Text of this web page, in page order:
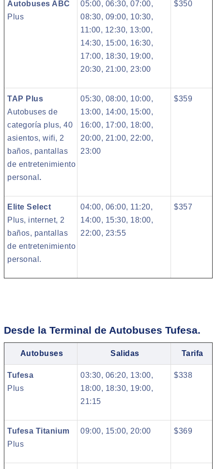
Autobuses ABC
Plus
05:00, 06:30, 07:00,
08:30, 09:00, 10:30,
11:00, 12:30, 13:00,
14:30, 15:00, 16:30,
17:00, 18:30, 19:00,
20:30, 21:00, 23:00
$350
TAP Plus
Autobuses de
categoría plus, 40
asientos, wifi, 2
baños, pantallas
de entretenimiento
personal .
05:30, 08:00, 10:00,
13:00, 14:00, 15:00,
16:00, 17:00, 18:00,
20:00, 21:00, 22:00,
23:00
$359
Elite Select
Plus, internet, 2
baños, pantallas
de entretenimiento
personal.
04:00, 06:00, 11:20,
14:00, 15:30, 18:00,
22:00, 23:55
$357
Desde la Terminal de Autobuses Tufesa.
Autobuses Salidas Tarifa
Tufesa
Plus
03:30, 06:20, 13:00,
18:00, 18:30, 19:00,
21:15
$338
Tufesa Titanium
Plus
09:00, 15:00, 20:00 $369